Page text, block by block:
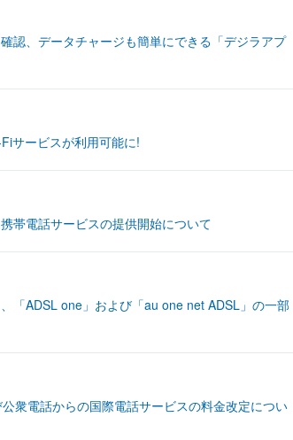
認、データチャージも簡単にできる「デジラアプ
サービスが利用可能に!
帯電話サービスの提供開始について
「ADSL one」および「au one net ADSL」の一部
衆電話からの国際電話サービスの料金改定につい